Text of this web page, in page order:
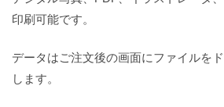
印刷可能です。
データはご注文後の画面にファイルを
します。